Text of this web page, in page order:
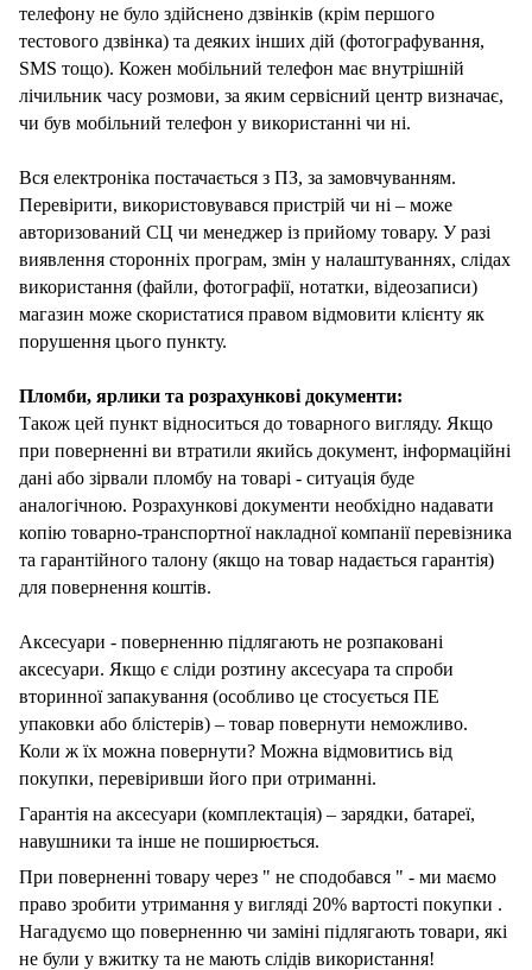
телефону не було здійснено дзвінків (крім першого
тестового дзвінка) та деяких інших дій (фотографування,
SMS тощо). Кожен мобільний телефон має внутрішній
лічильник часу розмови, за яким сервісний центр визначає,
чи був мобільний телефон у використанні чи ні.
Вся електроніка постачається з ПЗ, за замовчуванням.
Перевірити, використовувався пристрій чи ні – може
авторизований СЦ чи менеджер із прийому товару. У разі
виявлення сторонніх програм, змін у налаштуваннях, слідах
використання (файли, фотографії, нотатки, відеозаписи)
магазин може скористатися правом відмовити клієнту як
порушення цього пункту.
Пломби, ярлики та розрахункові документи:
Також цей пункт відноситься до товарного вигляду. Якщо
при поверненні ви втратили якийсь документ, інформаційні
дані або зірвали пломбу на товарі - ситуація буде
аналогічною. Розрахункові документи необхідно надавати
копію товарно-транспортної накладної компанії перевізника
та гарантійного талону (якщо на товар надається гарантія)
для повернення коштів.
Аксесуари - поверненню підлягають не розпаковані
аксесуари. Якщо є сліди розтину аксесуара та спроби
вторинної запакування (особливо це стосується ПЕ
упаковки або блістерів) – товар повернути неможливо.
Коли ж їх можна повернути? Можна відмовитись від
покупки, перевіривши його при отриманні.
Гарантія на аксесуари (комплектація) – зарядки, батареї,
навушники та інше не поширюється.
При поверненні товару через " не сподобався " - ми маємо
право зробити утримання у вигляді 20% вартості покупки .
Нагадуємо що поверненню чи заміні підлягають товари, які
не були у вжитку та не мають слідів використання!